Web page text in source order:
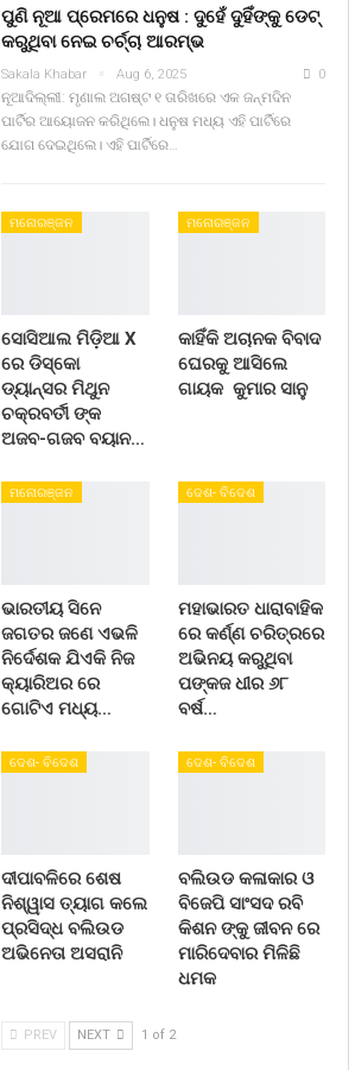
ପୁଣି ନୂଆ ପ୍ରେମରେ ଧନୁଷ : ଦୁହେଁ ଦୁହିଁଙ୍କୁ ଡେଟ୍
କରୁଥିବା ନେଇ ଚର୍ଚ୍ଚା ଆରମ୍ଭ
Sakala Khabar Aug 6, 2025 0
ନୂଆଦିଲ୍ଲୀ: ମୃଣାଲ ଅଗଷ୍ଟ ୧ ତାରିଖରେ ଏକ ଜନ୍ମଦିନ
ପାର୍ଟିର ଆୟୋଜନ କରିଥିଲେ। ଧନୁଷ ମଧ୍ୟ ଏହି ପାର୍ଟିରେ
ଯୋଗ ଦେଇଥିଲେ। ଏହି ପାର୍ଟିରେ…
ମନୋରଞ୍ଜନ
ସୋସିଆଲ ମିଡ଼ିଆ X
ରେ ଡିସ୍କୋ
ଡ୍ୟାନ୍ସର ମିଥୁନ
ଚକ୍ରବର୍ତୀ ଙ୍କ
ଅଜବ-ଗଜବ ବୟାନ…
ମନୋରଞ୍ଜନ
କାହିଁକି ଅଚାନକ ବିବାଦ
ଘେରକୁ ଆସିଲେ
ଗାୟକ କୁମାର ସାନୁ
ମନୋରଞ୍ଜନ
ଭାରତୀୟ ସିନେ
ଜଗତର ଜଣେ ଏଭଳି
ନିର୍ଦେଶକ ଯିଏକି ନିଜ
କ୍ୟାରିଅର ରେ
ଗୋଟିଏ ମଧ୍ୟ…
ଦେଶ- ବିଦେଶ
ମହାଭାରତ ଧାରାବାହିକ
ରେ କର୍ଣ୍ଣ ଚରିତ୍ରରେ
ଅଭିନୟ କରୁଥିବା
ପଙ୍କଜ ଧୀର ୬୮
ବର୍ଷ…
ଦେଶ- ବିଦେଶ
ଦୀପାବଳିରେ ଶେଷ
ନିଶ୍ୱାସ ତ୍ୟାଗ କଲେ
ପ୍ରସିଦ୍ଧ ବଲିଉଡ
ଅଭିନେତା ଅସରାନି
ଦେଶ- ବିଦେଶ
ବଲିଉଡ କଳାକାର ଓ
ବିଜେପି ସାଂସଦ ରବି
କିଶନ ଙ୍କୁ ଜୀବନ ରେ
ମାରିଦେବାର ମିଳିଛି
ଧମକ
PREV NEXT 1 of 2